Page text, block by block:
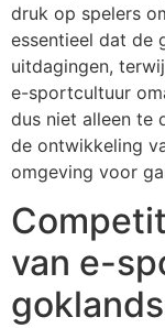
druk op spelers
essentieel dat de
uitdagingen,
e-sportcultuur
dus niet alleen te
de ontwikkeling
omgeving voor
van e-